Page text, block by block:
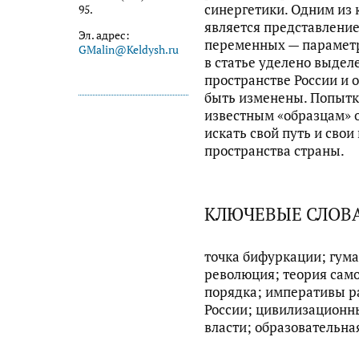
95.
Эл. адрес:
GMalin@Keldysh.ru
синергетики. Одним из
является
переменных —
в статье уделено
пространстве России
быть изменены.
известным «образцам»
искать свой путь и
пространства страны.
КЛЮЧЕВЫЕ
точка бифуркации;
революция; теория
порядка; императивы
России;
власти;